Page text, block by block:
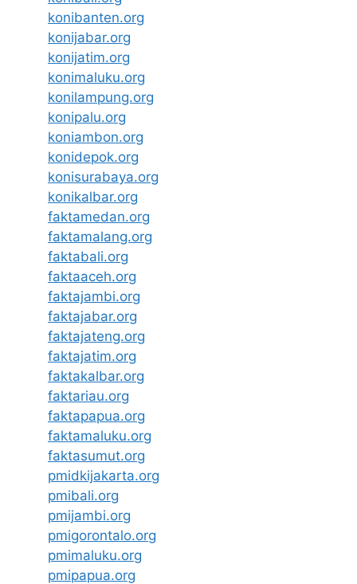
konibanten.org
konijabar.org
konijatim.org
konimaluku.org
konilampung.org
konipalu.org
koniambon.org
konidepok.org
konisurabaya.org
konikalbar.org
faktamedan.org
faktamalang.org
faktabali.org
faktaaceh.org
faktajambi.org
faktajabar.org
faktajateng.org
faktajatim.org
faktakalbar.org
faktariau.org
faktapapua.org
faktamaluku.org
faktasumut.org
pmidkijakarta.org
pmibali.org
pmijambi.org
pmigorontalo.org
pmimaluku.org
pmipapua.org